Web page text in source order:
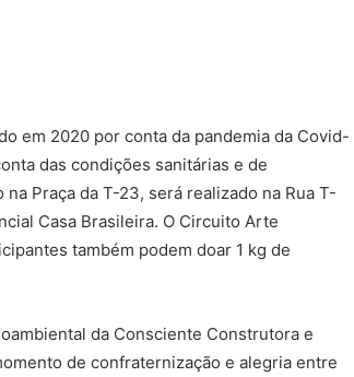
em 2020 por conta da pandemia da Covid-
das condições sanitárias e de
Praça da T-23, será realizado na Rua T-
Casa Brasileira. O Circuito Arte
também podem doar 1 kg de
da Consciente Construtora e
de confraternização e alegria entre